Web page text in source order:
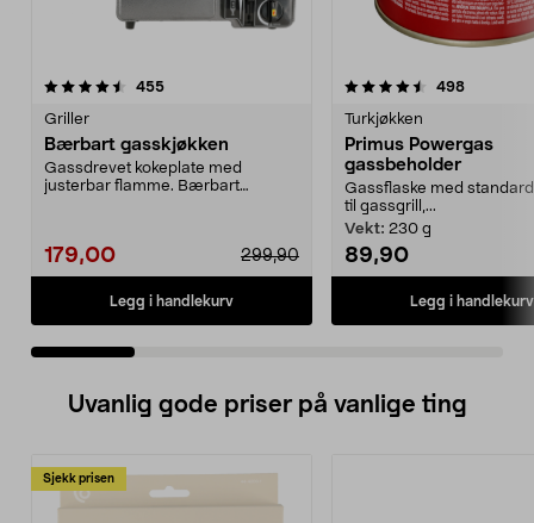
455anmeldelser
Griller
Bærbart gasskjøkken
Gassdrevet kokeplate med
justerbar flamme. Bærbart
179,00 299,90
Legg i handlekurv
4.5 av 5 stjerner 498
Turkjøkken
Primus Powergas
gassbeholder
Gassflaske med
til gassgrill,...
Vekt: 230 g
89,90
Legg i handlekurv
4.5 av 5 stjerner
Uvanlig gode priser på vanlige ting
Sjekk prisen